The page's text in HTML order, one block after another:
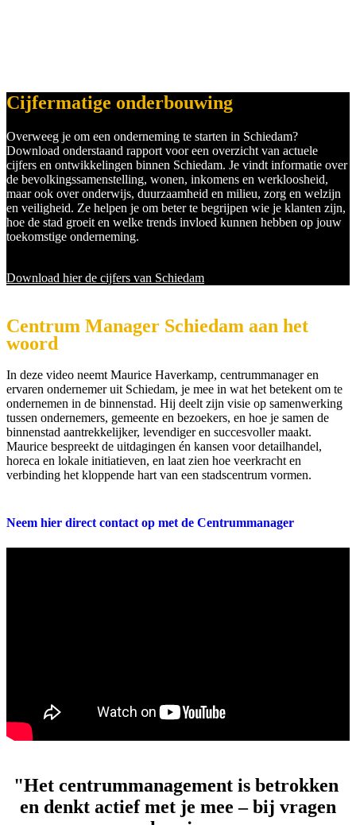
Cijfermatige onderbouwing
Overweeg je om een onderneming te starten in Schiedam?
Download onderstaand rapport voor een overzicht van actuele
cijfers en ontwikkelingen binnen Schiedam. Je vindt informatie over
de bevolkingssamenstelling, wonen, inkomens en werkloosheid,
maar ook over onderwijs, duurzaamheid en milieu, zorg en welzijn
en veiligheid. Ze helpen je om beter te begrijpen wie je klanten zijn,
hoe de stad groeit en welke trends invloed kunnen hebben op jouw
toekomstige onderneming.
Download hier de cijfers van Schiedam
Centrum Manager Schiedam aan het
woord
In deze video neemt Maurice Haverkamp, centrummanager en
ervaren ondernemer uit Schiedam, je mee in wat het betekent om te
ondernemen in de binnenstad. Hij deelt zijn visie op samenwerking
tussen ondernemers, gemeente en bezoekers, en hoe je samen de
binnenstad aantrekkelijker, levendiger en succesvoller maakt.
Maurice bespreekt de uitdagingen én kansen voor detailhandel,
horeca en lokale initiatieven, en laat zien hoe veerkracht en
verbinding het kloppende hart van een stadscentrum vormen.
Neem hier direct contact op met de Centrummanager
"Het centrummanagement is betrokken
en denkt actief met je mee – bij vragen